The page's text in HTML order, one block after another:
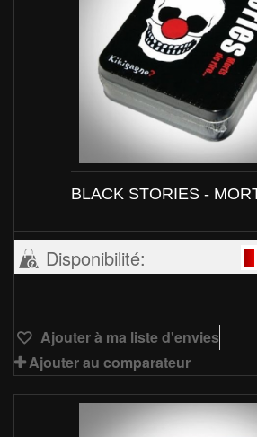
BLACK STORIES -
Disponibilité:
Ajouter à ma liste d'envies
Ajouter au comparateur